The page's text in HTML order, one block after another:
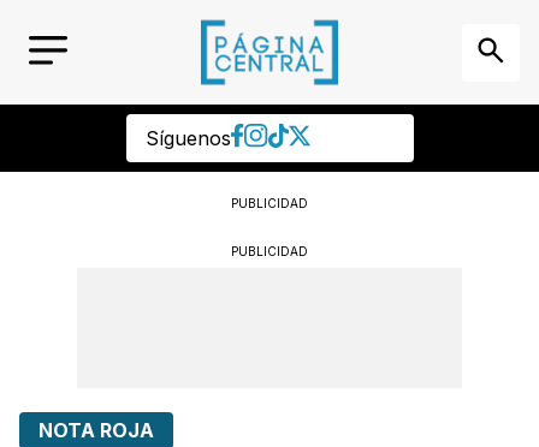
Síguenos
PUBLICIDAD
PUBLICIDAD
NOTA ROJA